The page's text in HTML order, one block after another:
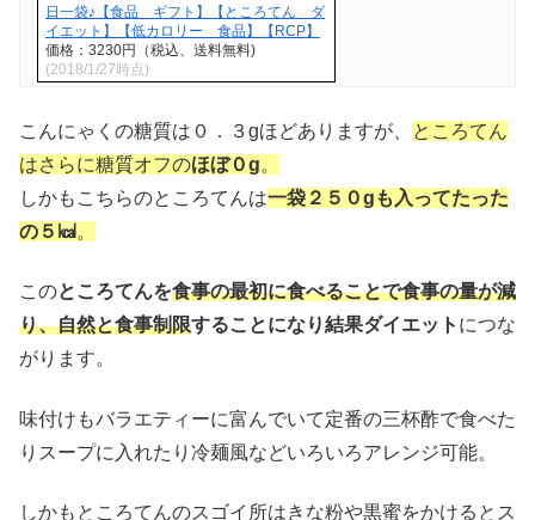
日一袋♪【食品 ギフト】【ところてん ダ
イエット】【低カロリー 食品】【RCP】
価格：3230円（税込、送料無料)
(2018/1/27時点)
こんにゃくの糖質は０．３gほどありますが、
ところてん
はさらに糖質オフのほぼ０g。
しかもこちらのところてんは一袋２５０gも入ってたった
の５㎉ 。
このところてんを食事の最初に食べることで食事の量が減
り、自然と食事制限することになり結果ダイエット につな
がります。
味付けもバラエティーに富んでいて定番の三杯酢で食べた
りスープに入れたり冷麺風などいろいろアレンジ可能。
しかもところてんのスゴイ所はきな粉や黒蜜をかけるとス